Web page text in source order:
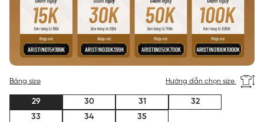
Bảng size Hướng dẫn chọn size
29 30 31
32
33
34 35